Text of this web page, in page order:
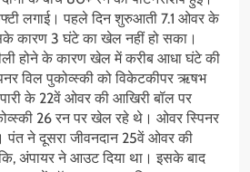
लगाई। पहले दिन शुरुआती 7.1 ओवर के
कारण 3 घंटे का खेल नहीं हो सका।
होने के कारण खेल में करीब आधा घंटे की
विल पुकोव्स्की को विकेटकीपर ऋषभ
के 22वें ओवर की आखिरी बॉल पर
26 रन पर खेल रहे थे। ओवर स्पिनर
पंत ने दूसरा जीवनदान 25वें ओवर की
अंपायर ने आउट दिया था। इसके बाद